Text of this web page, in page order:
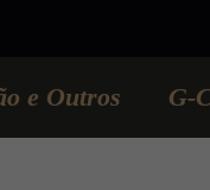
e Outros G-